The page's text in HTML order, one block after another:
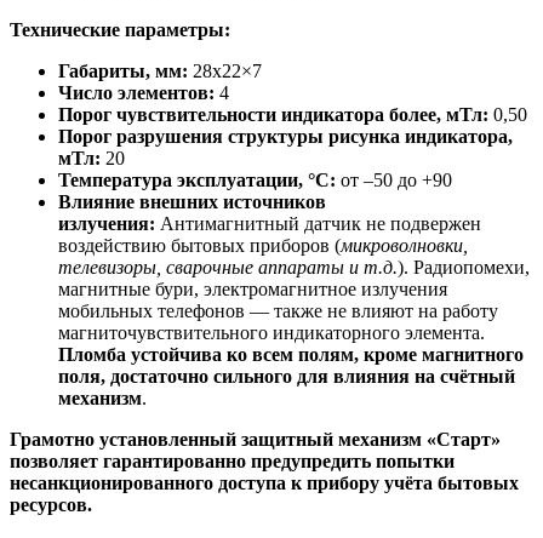
Технические параметры:
Габариты, мм: 28х22×7
Число элементов: 4
Порог чувствительности индикатора более, мТл: 0,50
Порог разрушения структуры рисунка индикатора,
мТл: 20
Температура эксплуатации, °C: от –50 до +90
Влияние внешних источников
излучения: Антимагнитный датчик не подвержен
воздействию бытовых приборов (микроволновки,
телевизоры, сварочные аппараты и т.д.). Радиопомехи,
магнитные бури, электромагнитное излучения
мобильных телефонов — также не влияют на работу
магниточувствительного индикаторного элемента.
Пломба устойчива ко всем полям, кроме магнитного
поля, достаточно сильного для влияния на счётный
механизм.
Грамотно установленный защитный механизм «Старт»
позволяет гарантированно предупредить попытки
несанкционированного доступа к прибору учёта бытовых
ресурсов.